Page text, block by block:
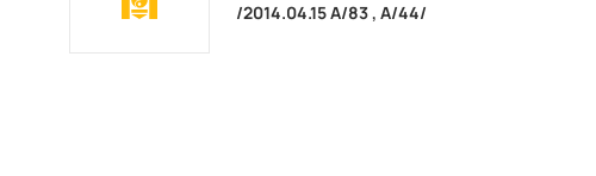
/2014.04.15 А/83 , А/44/